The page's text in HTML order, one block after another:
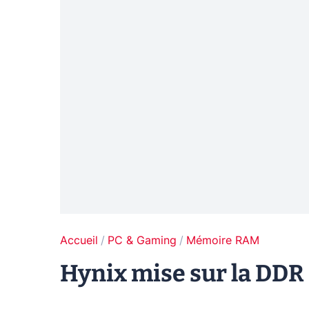
Accueil PC & Gaming Mémoire RAM
Hynix mise sur la DDR